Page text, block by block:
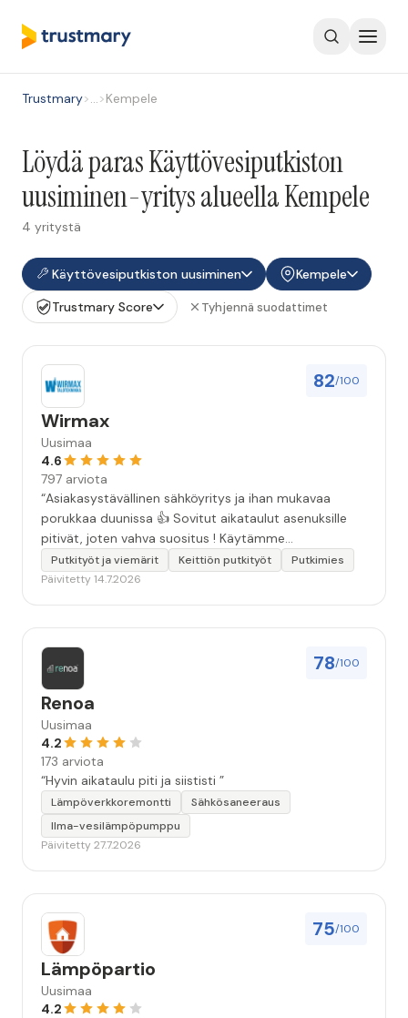
Trustmary>…>Kempele
Löydä paras Käyttövesiputkiston
uusiminen-yritys alueella Kempele
4 yritystä
Käyttövesiputkiston uusiminen
Kempele
Trustmary Score
Tyhjennä suodattimet
82/100
Wirmax
Uusimaa
4.6
797 arviota
“Asiakasystävällinen sähköyritys ja ihan mukavaa
porukkaa duunissa 👍 Sovitut aikataulut asenuksille
pitivät, joten vahva suositus ! Käytämme
seuraavallakin kerralla!”
Putkityöt ja viemärit Keittiön putkityöt
Putkimies
Päivitetty 14.7.2026
78/100
Renoa
Uusimaa
4.2
173 arviota
“Hyvin aikataulu piti ja siististi ”
Lämpöverkkoremontti
Sähkösaneeraus
Ilma-vesilämpöpumppu
Päivitetty 27.7.2026
75/100
Lämpöpartio
Uusimaa
4.2